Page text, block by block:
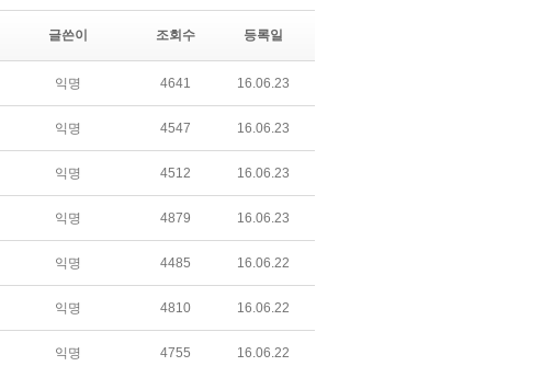
글쓴이 조회수 등록일
익명 4641 16.06.23
익명 4547 16.06.23
익명 4512 16.06.23
익명 4879 16.06.23
익명 4485 16.06.22
익명 4810 16.06.22
익명 4755 16.06.22